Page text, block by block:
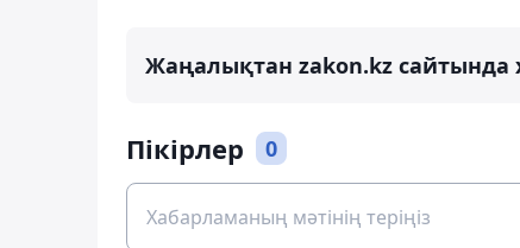
Жаңалықтан zakon.kz сайтында
Пікірлер 0